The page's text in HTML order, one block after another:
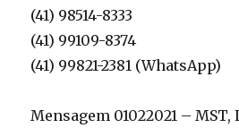
(41) 98514-8333
(41) 99109-8374
(41) 99821-2381 (WhatsApp)
Mensagem 01022021 – MST,